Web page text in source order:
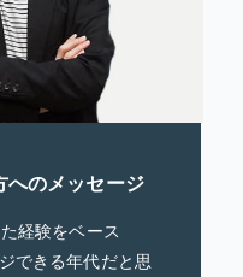
へのメッセージ
経験をベース
できる年代だと思